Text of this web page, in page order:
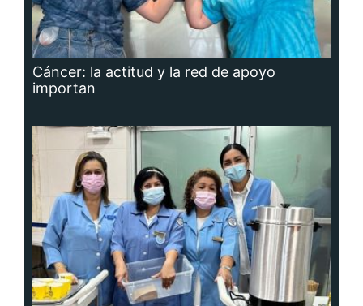
Cáncer: la actitud y la red de apoyo
importan